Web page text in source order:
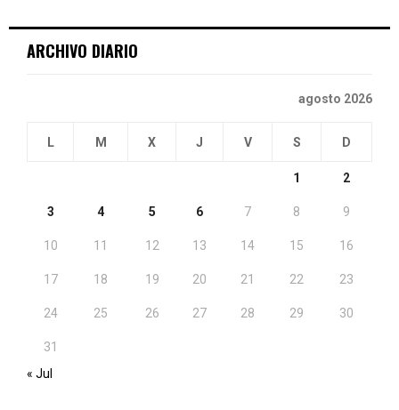
ARCHIVO DIARIO
agosto 2026
L M X J V S D
1 2
3 4 5 6 7 8 9
10 11 12 13 14 15 16
17 18 19 20 21 22 23
24 25 26 27 28 29 30
31
« Jul